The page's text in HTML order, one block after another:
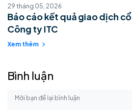
29 tháng 05, 2026
Báo cáo kết quả giao dịch
Công ty ITC
Xem thêm
Bình luận